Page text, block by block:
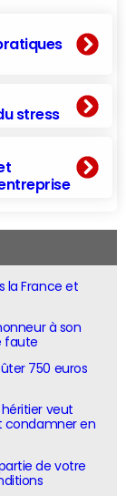
stress
la France et
à son
faute
750 euros
héritier veut
condamner en
de votre